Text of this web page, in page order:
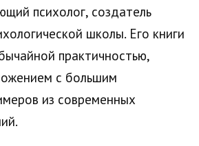
психолог, создатель
школы. Его книги
практичностью,
с большим
из современных